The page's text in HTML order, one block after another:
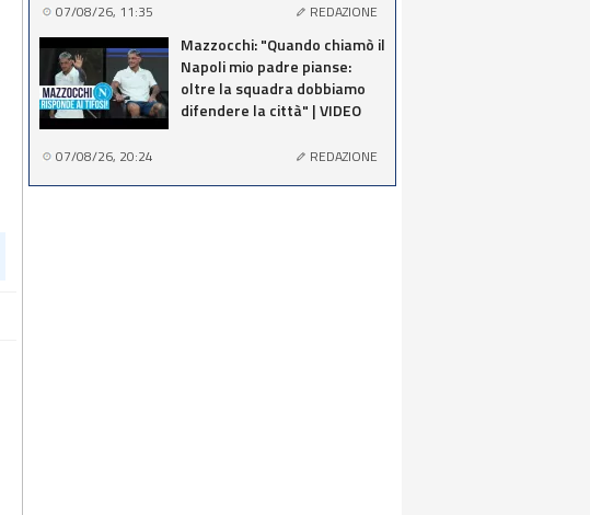
07/08/26, 11:35 REDAZIONE
Mazzocchi: "Quando chiamò il
Napoli mio padre pianse:
oltre la squadra dobbiamo
difendere la città" | VIDEO
07/08/26, 20:24 REDAZIONE